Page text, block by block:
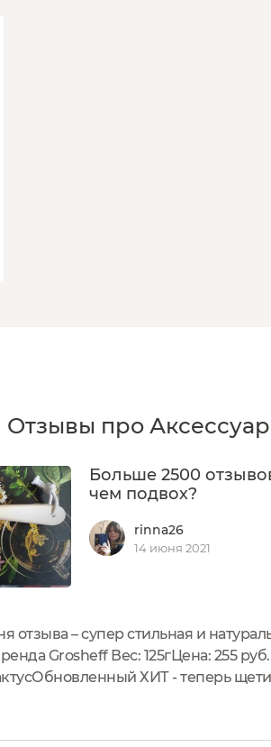
Отзывы про
Больше 2500
чем подвох?
rinna26
14 июня 2021
отзыва – супер стильная и
Grosheff Вес: 125гЦена: 255
ХИТ - теперь